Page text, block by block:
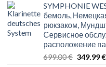
was:
699.00
SYMPHONIE
бемоль,
рюкзаком,
Сервисное
расположение
699.00€ Original
349.99€